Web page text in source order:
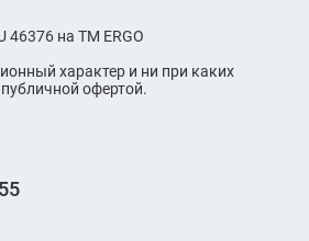
46376 на ТМ ERGO
характер и ни при каких
офертой.